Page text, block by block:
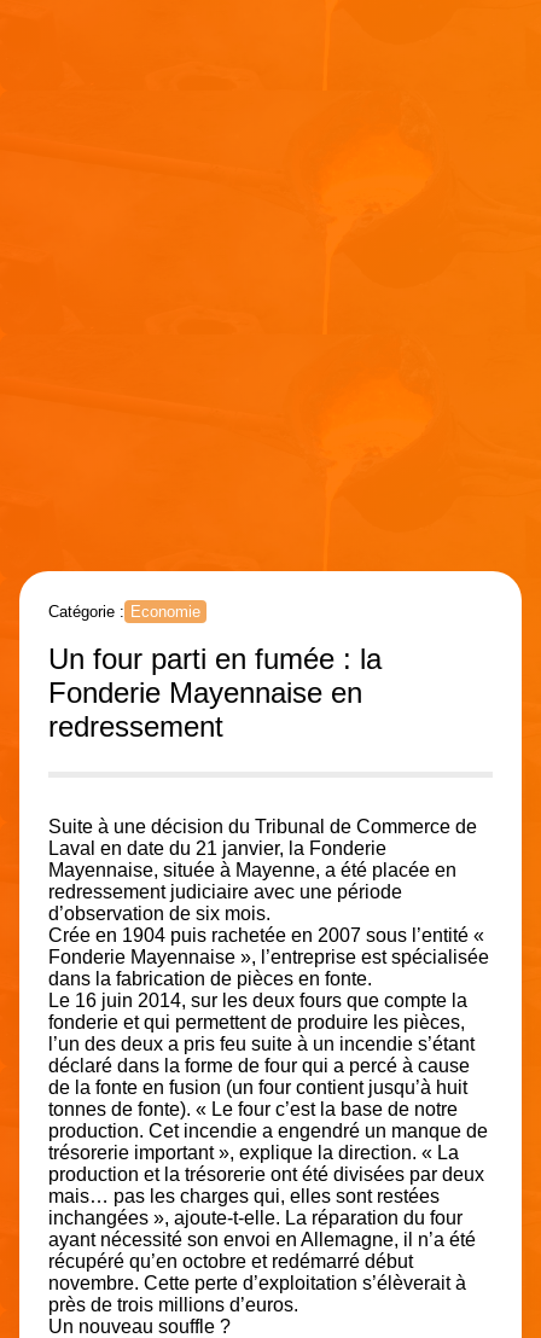
Catégorie : Economie
Un four parti en fumée : la
Fonderie Mayennaise en
redressement
Suite à une décision du Tribunal de Commerce de
Laval en date du 21 janvier, la Fonderie
Mayennaise, située à Mayenne, a été placée en
redressement judiciaire avec une période
d’observation de six mois.
Crée en 1904 puis rachetée en 2007 sous l’entité «
Fonderie Mayennaise », l’entreprise est spécialisée
dans la fabrication de pièces en fonte.
Le 16 juin 2014, sur les deux fours que compte la
fonderie et qui permettent de produire les pièces,
l’un des deux a pris feu suite à un incendie s’étant
déclaré dans la forme de four qui a percé à cause
de la fonte en fusion (un four contient jusqu’à huit
tonnes de fonte). « Le four c’est la base de notre
production. Cet incendie a engendré un manque de
trésorerie important », explique la direction. « La
production et la trésorerie ont été divisées par deux
mais… pas les charges qui, elles sont restées
inchangées », ajoute-t-elle. La réparation du four
ayant nécessité son envoi en Allemagne, il n’a été
récupéré qu’en octobre et redémarré début
novembre. Cette perte d’exploitation s’élèverait à
près de trois millions d’euros.
Un nouveau souffle ?